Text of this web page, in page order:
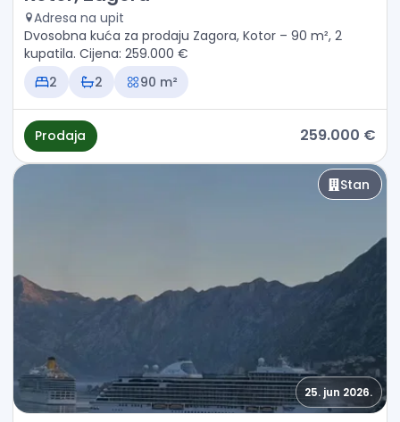
Adresa na upit
Dvosobna kuća za prodaju Zagora, Kotor – 90 m², 2
kupatila. Cijena: 259.000 €
2
2 90 m²
Prodaja 259.000 €
Stan
25. jun 2026.